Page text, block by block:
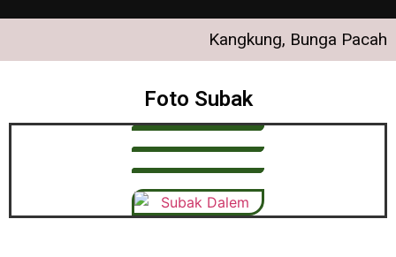
Kangkung, Bunga Pacah
Foto Subak